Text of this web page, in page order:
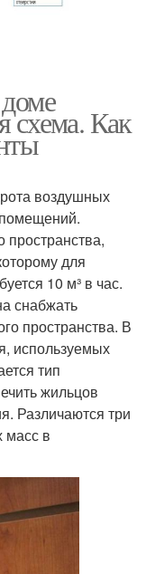
схема. Как
воздушных
пространства,
для
10 м³ в час.
снабжать
пространства. В
используемых
тип
жильцов
Различаются три
масс в